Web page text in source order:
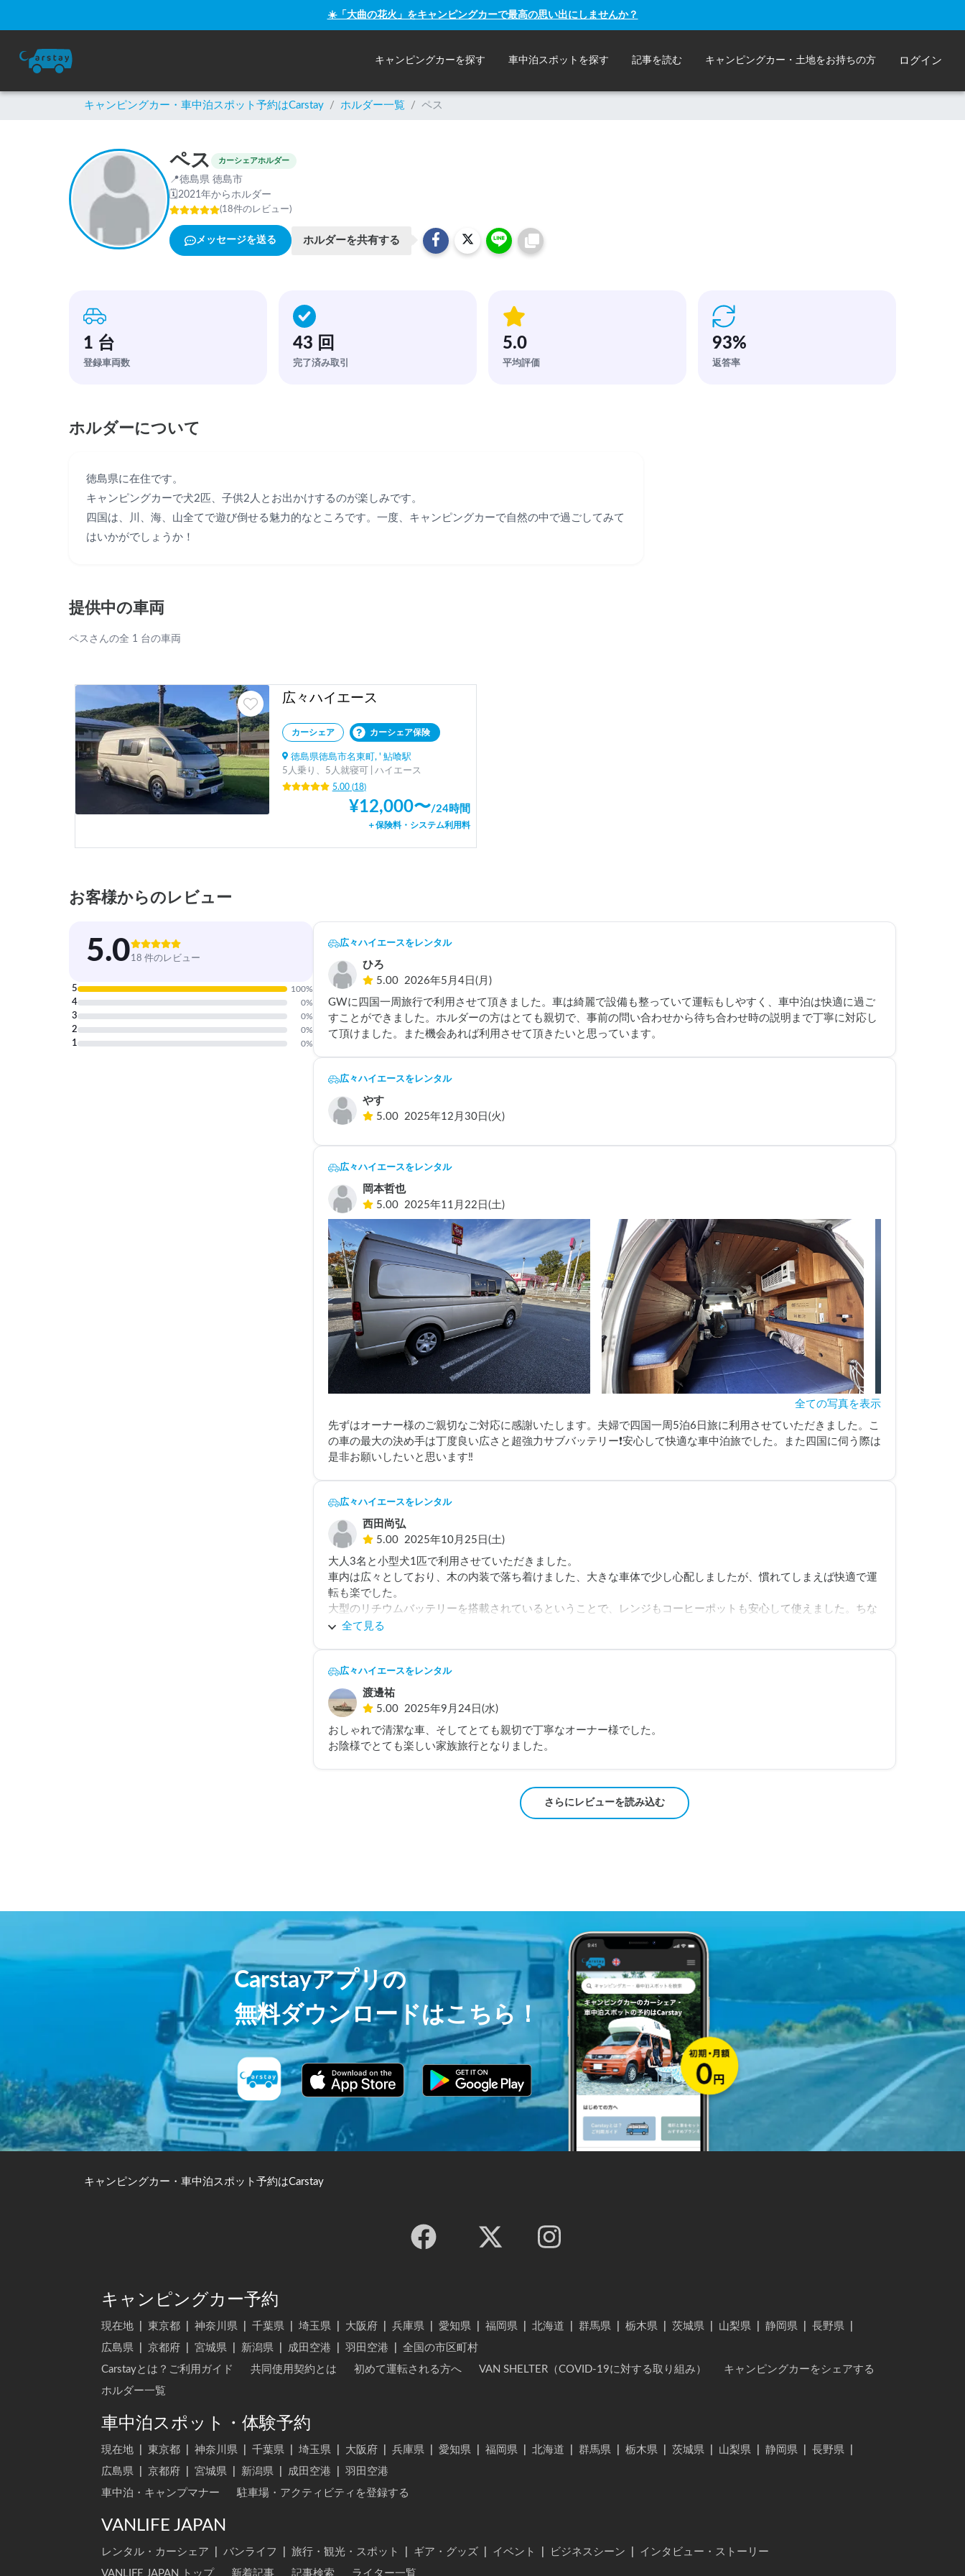
☀️「大曲の花火」をキャンピングカーで最高の思い出にしませんか？
キャンピングカーを探す 車中泊スポットを探す 記事を読む キャンピングカー・土地をお持ちの方 ログイン
キャンピングカー・車中泊スポット予約はCarstay / ホルダー一覧 / ペス
ペス カーシェアホルダー
📍徳島県 徳島市
🗓2021年からホルダー
(18件のレビュー)
メッセージを送る ホルダーを共有する
1 台
登録車両数
43 回
完了済み取引
5.0
平均評価
93%
返答率
ホルダーについて
徳島県に在住です。
キャンピングカーで犬2匹、子供2人とお出かけするのが楽しみです。
四国は、川、海、山全てで遊び倒せる魅力的なところです。一度、キャンピングカーで自然の中で過ごしてみて
はいかがでしょうか！
提供中の車両
ペスさんの全 1 台の車両
広々ハイエース
カーシェア カーシェア保険
徳島県徳島市名東町, ' 鮎喰駅
5人乗り、5人就寝可 | ハイエース
5.00(18)
¥12,000〜/24時間
＋保険料・システム利用料
お客様からのレビュー
5.018 件のレビュー
5 100%
4 0%
3 0%
2 0%
1 0%
広々ハイエースをレンタル
ひろ
5.00 2026年5月4日(月)
GWに四国一周旅行で利用させて頂きました。車は綺麗で設備も整っていて運転もしやすく、車中泊は快適に過ご
すことができました。ホルダーの方はとても親切で、事前の問い合わせから待ち合わせ時の説明まで丁寧に対応し
て頂けました。また機会あれば利用させて頂きたいと思っています。
広々ハイエースをレンタル
やす
5.00 2025年12月30日(火)
広々ハイエースをレンタル
岡本哲也
5.00 2025年11月22日(土)
全ての写真を表示
先ずはオーナー様のご親切なご対応に感謝いたします。夫婦で四国一周5泊6日旅に利用させていただきました。こ
の車の最大の決め手は丁度良い広さと超強力サブバッテリー❗️安心して快適な車中泊旅でした。また四国に伺う際は
是非お願いしたいと思います‼️
広々ハイエースをレンタル
西田尚弘
5.00 2025年10月25日(土)
大人3名と小型犬1匹で利用させていただきました。
車内は広々としており、木の内装で落ち着けました、大きな車体で少し心配しましたが、慣れてしまえば快適で運
転も楽でした。
大型のリチウムバッテリーを搭載されているということで、レンジもコーヒーポットも安心して使えました。ちな
みに、電子レンジもコーヒーポットも0円レンタルでした。最高です！もちろん、冷蔵庫も完備されていますの
オーナーさんも親切で良い方ですので、キャンピングカーのレンタルをされるならオススメです！
全て見る
広々ハイエースをレンタル
渡邊祐
5.00 2025年9月24日(水)
おしゃれで清潔な車、そしてとても親切で丁寧なオーナー様でした。
さらにレビューを読み込む
Carstayアプリの
無料ダウンロードはこちら！
キャンピングカー・車中泊スポット予約はCarstay
キャンピングカー予約
現在地 東京都 神奈川県 千葉県 埼玉県 大阪府 兵庫県 愛知県 福岡県 北海道 群馬県 栃木県 茨城県 山梨県 静岡県 長野県
広島県
京都府 宮城県 新潟県 成田空港 羽田空港
全国の市区町村
Carstayとは？ご利用ガイド
共同使用契約とは 初めて運転される方へ VAN SHELTER（COVID-19に対する取り組み）
キャンピングカーをシェアする
ホルダー一覧
車中泊スポット・体験予約
現在地 東京都 神奈川県 千葉県 埼玉県 大阪府 兵庫県 愛知県 福岡県 北海道 群馬県 栃木県 茨城県 山梨県 静岡県 長野県
広島県
京都府 宮城県 新潟県 成田空港
羽田空港
車中泊・キャンプマナー
駐車場・アクティビティを登録する
VANLIFE JAPAN
レンタル・カーシェア バンライフ 旅行・観光・スポット ギア・グッズ イベント ビジネスシーン
インタビュー・ストーリー
VANLIFE JAPAN トップ
新着記事 記事検索 ライター一覧